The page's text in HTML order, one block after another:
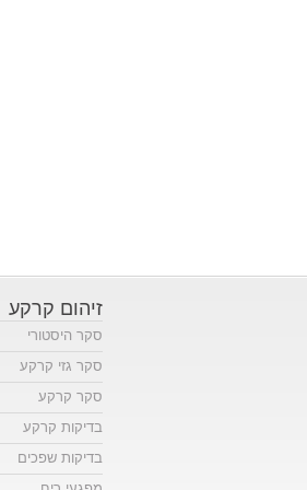
זיהום קרקע
סקר היסטורי
סקר גזי קרקע
סקר קרקע
בדיקות קרקע
בדיקות שפכים